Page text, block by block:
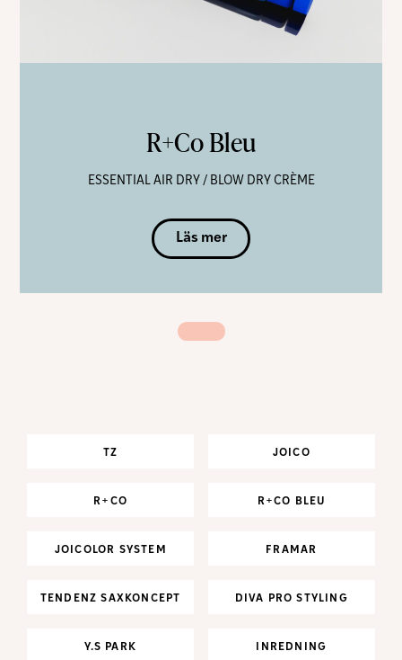
R+Co Bleu
ESSENTIAL AIR DRY / BLOW DRY CRÈME
Läs mer
TZ JOICO
R+CO R+CO BLEU
JOICOLOR SYSTEM FRAMAR
TENDENZ SAXKONCEPT DIVA PRO STYLING
Y.S PARK INREDNING